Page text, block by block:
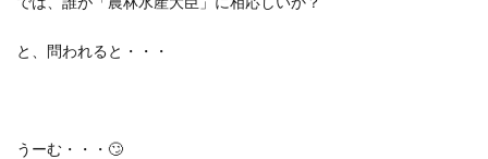
と、問われると・・・
うーむ・・・🙄